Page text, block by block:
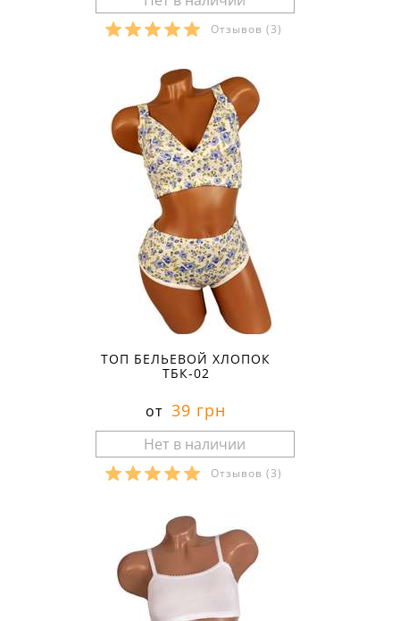
Отзывов (3)
ТОП БЕЛЬЕВОЙ ХЛОПОК
ТБК-02
от 39 грн
Отзывов (3)